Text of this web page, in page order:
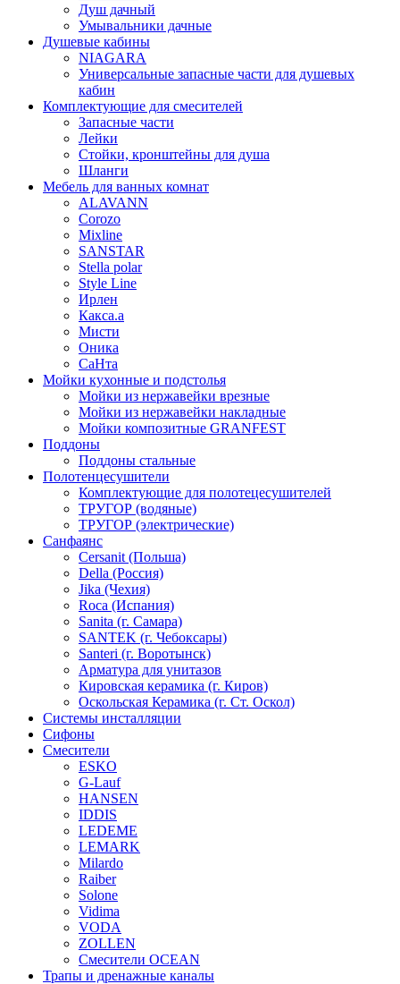
Душ дачный
Умывальники дачные
Душевые кабины
NIAGARA
Универсальные запасные части для душевых
кабин
Комплектующие для смесителей
Запасные части
Лейки
Стойки, кронштейны для душа
Шланги
Мебель для ванных комнат
ALAVANN
Corozo
Mixline
SANSTAR
Stella polar
Style Line
Ирлен
Какса.а
Мисти
Оника
СаНта
Мойки кухонные и подстолья
Мойки из нержавейки врезные
Мойки из нержавейки накладные
Мойки композитные GRANFEST
Поддоны
Поддоны стальные
Полотенцесушители
Комплектующие для полотецесушителей
ТРУГОР (водяные)
ТРУГОР (электрические)
Санфаянс
Cersanit (Польша)
Della (Россия)
Jika (Чехия)
Roca (Испания)
Sanita (г. Самара)
SANTEK (г. Чебоксары)
Santeri (г. Воротынск)
Арматура для унитазов
Кировская керамика (г. Киров)
Оскольская Керамика (г. Ст. Оскол)
Системы инсталляции
Сифоны
Смесители
ESKO
G-Lauf
HANSEN
IDDIS
LEDEME
LEMARK
Milardo
Raiber
Solone
Vidima
VODA
ZOLLEN
Смесители OCEAN
Трапы и дренажные каналы